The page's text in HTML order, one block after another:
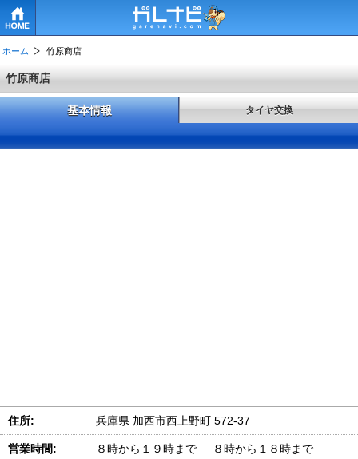
ホーム 竹原商店
竹原商店
基本情報 タイヤ交換
住所: 兵庫県 加西市西上野町 572-37
営業時間: ８時から１９時まで ８時から１８時まで